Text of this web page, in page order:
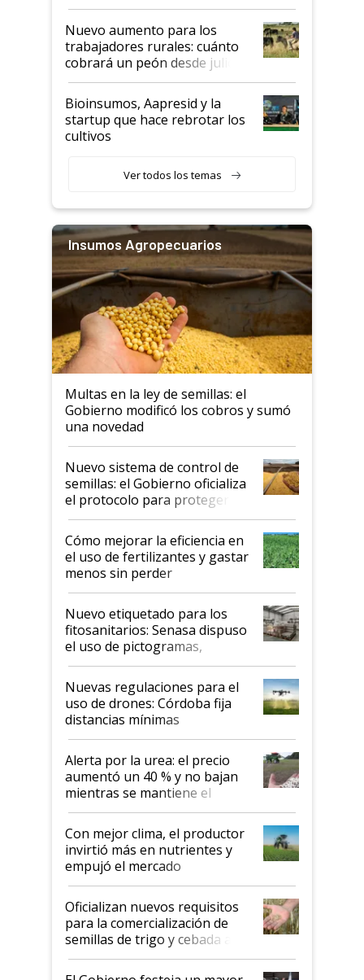
Nuevo aumento para los
trabajadores rurales: cuánto
cobrará un peón desde julio
Bioinsumos, Aapresid y la
startup que hace rebrotar los
cultivos
Ver todos los temas
Insumos Agropecuarios
Multas en la ley de semillas: el
Gobierno modificó los cobros y sumó
una novedad
Nuevo sistema de control de
semillas: el Gobierno oficializa
el protocolo para proteger la
propiedad intelectual
Cómo mejorar la eficiencia en
el uso de fertilizantes y gastar
menos sin perder
productividad en la campaña
fina
Nuevo etiquetado para los
fitosanitarios: Senasa dispuso
el uso de pictogramas,
palabras de advertencia e
indicaciones
Nuevas regulaciones para el
uso de drones: Córdoba fija
distancias mínimas
Alerta por la urea: el precio
aumentó un 40 % y no bajan
mientras se mantiene el
conflicto en Medio Oriente
Con mejor clima, el productor
invirtió más en nutrientes y
empujó el mercado
Oficializan nuevos requisitos
para la comercialización de
semillas de trigo y cebada a
granel